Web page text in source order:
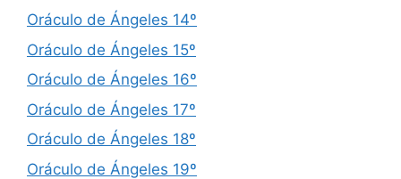
Oráculo de Ángeles 14º
Oráculo de Ángeles 15º
Oráculo de Ángeles 16º
Oráculo de Ángeles 17º
Oráculo de Ángeles 18º
Oráculo de Ángeles 19º